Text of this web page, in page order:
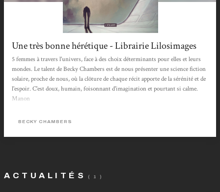
Une très bonne hérétique - Librairie Lilosimages
5 femmes à travers l'univers, face à des choix déterminants pour elles et leurs
mondes. Le talent de Becky Chambers est de nous présenter une science fiction
solaire, proche de nous, où la clôture de chaque récit apporte de la sérénité et de
l'espoir. C'est doux, humain, foisonnant d'imagination et pourtant si calme.
Manon
BECKY CHAMBERS
ACTUALITÉS ( 1 )